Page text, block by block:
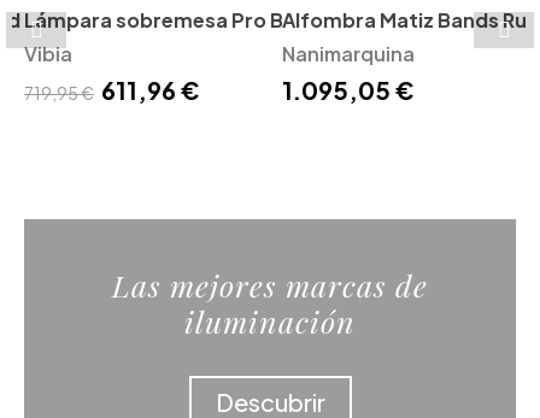
Cattelan
Lámpara sobremesa Pro Bolt-down
Vibia
Vibia
719,95 € 611,96 €
Alfombra Matiz Bands
Nanimarquina
Nanimarquina
1.095,05 €
Las mejores marcas de
iluminación
Descubrir